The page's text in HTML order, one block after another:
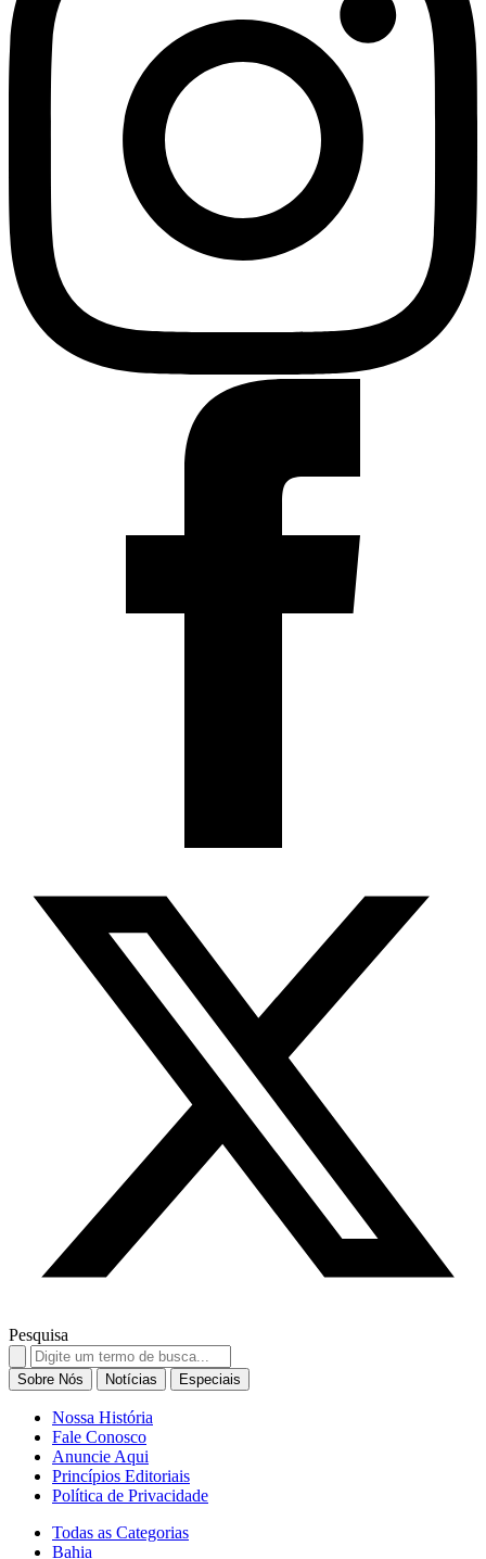
Pesquisa
Search
for:
Sobre Nós Notícias Especiais
Nossa História
Fale Conosco
Anuncie Aqui
Princípios Editoriais
Política de Privacidade
Todas as Categorias
Bahia